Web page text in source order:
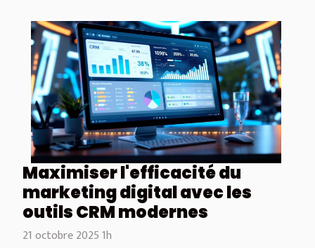
Maximiser l'efficacité du
marketing digital avec les
outils CRM modernes
21 octobre 2025 1h